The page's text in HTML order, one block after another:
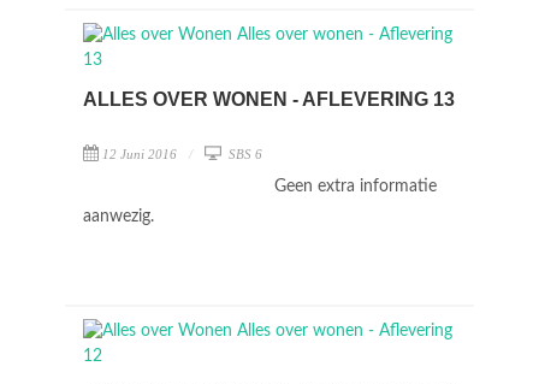
ALLES OVER WONEN - AFLEVERING 13
12 Juni 2016 SBS 6
Geen extra informatie
aanwezig.